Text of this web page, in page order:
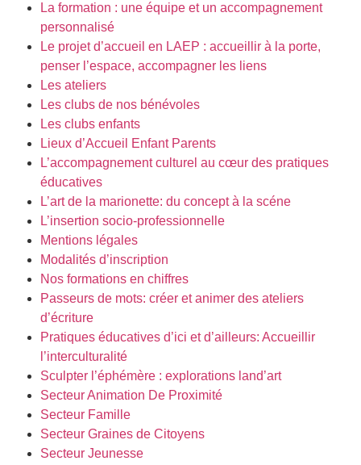
La formation : une équipe et un accompagnement
personnalisé
Le projet d’accueil en LAEP : accueillir à la porte,
penser l’espace, accompagner les liens
Les ateliers
Les clubs de nos bénévoles
Les clubs enfants
Lieux d’Accueil Enfant Parents
L’accompagnement culturel au cœur des pratiques
éducatives
L’art de la marionette: du concept à la scéne
L’insertion socio-professionnelle
Mentions légales
Modalités d’inscription
Nos formations en chiffres
Passeurs de mots: créer et animer des ateliers
d’écriture
Pratiques éducatives d’ici et d’ailleurs: Accueillir
l’interculturalité
Sculpter l’éphémère : explorations land’art
Secteur Animation De Proximité
Secteur Famille
Secteur Graines de Citoyens
Secteur Jeunesse